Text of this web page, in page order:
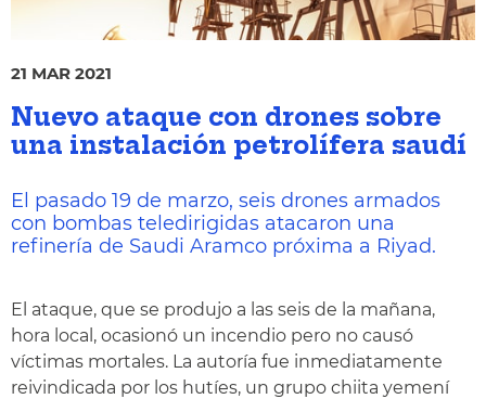
21 MAR 2021
Nuevo ataque con drones sobre
una instalación petrolífera saudí
El pasado 19 de marzo, seis drones armados
con bombas teledirigidas atacaron una
refinería de Saudi Aramco próxima a Riyad.
El ataque, que se produjo a las seis de la mañana,
hora local, ocasionó un incendio pero no causó
víctimas mortales. La autoría fue inmediatamente
reivindicada por los hutíes, un grupo chiita yemení